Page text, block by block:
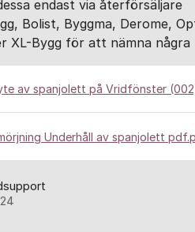
endast via återförsäljare
Bolist, Byggma, Derome,
XL-Bygg för att nämna några
av spanjolett på Vridfönster
Underhåll av spanjolett